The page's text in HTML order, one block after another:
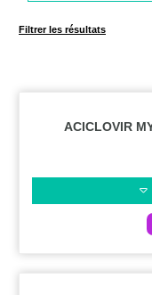
Filtrer les résultats
ACICLOVIR